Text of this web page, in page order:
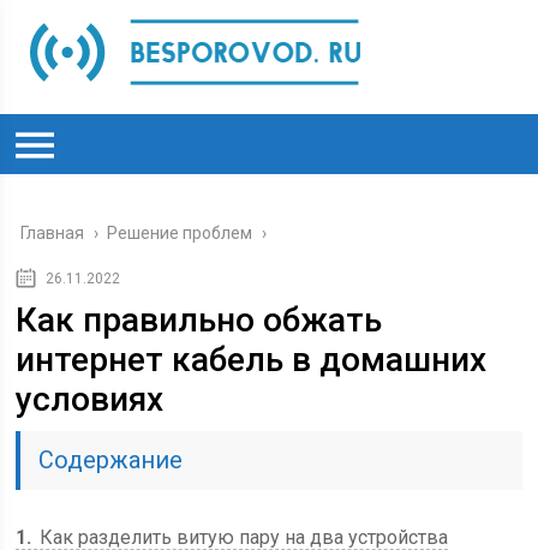
Главная › Решение проблем ›
26.11.2022
Как правильно обжать
интернет кабель в домашних
условиях
Содержание
1
Как разделить витую пару на два устройства